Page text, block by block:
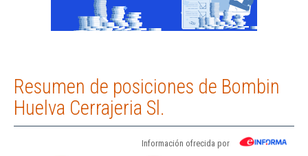
Resumen de posiciones de Bombin
Huelva Cerrajeria Sl.
Información ofrecida por